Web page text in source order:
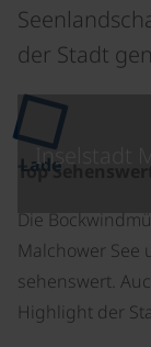
der Stadt
Inselstadt
Lade
Top
Die
Malchower See
sehenswert.
Highlight der